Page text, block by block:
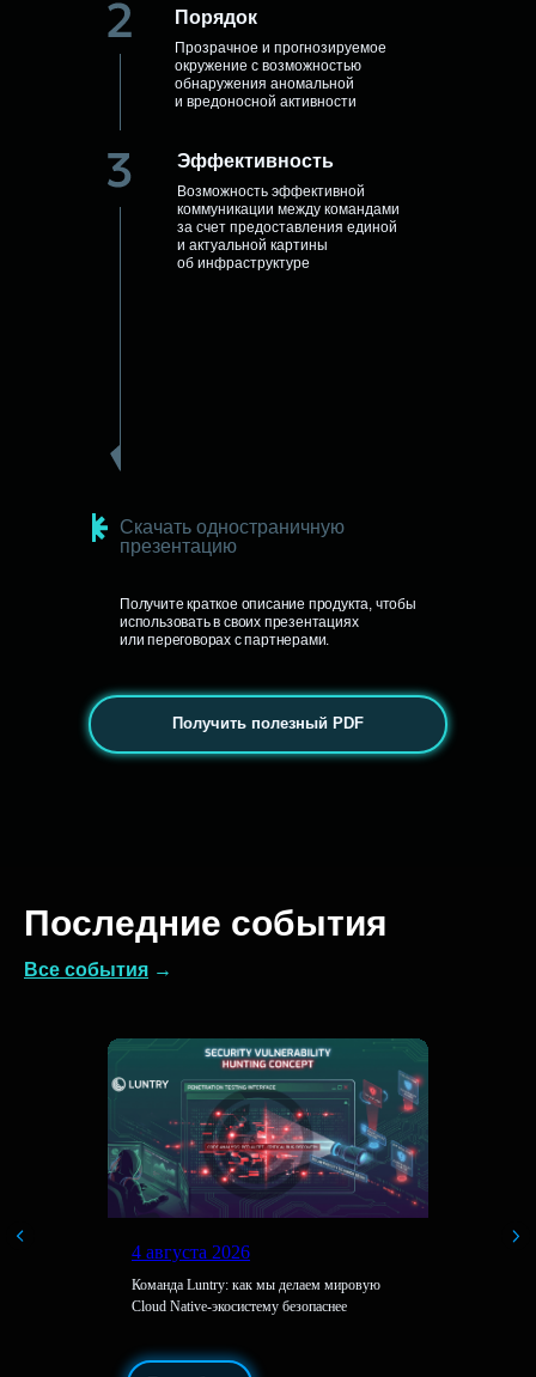
Скачать одностраничную
презентацию
Получите краткое описание продукта, чтобы
использовать в своих презентациях
или переговорах с партнерами.
Получить полезный PDF
Порядок
Прозрачное и прогнозируемое
окружение с возможностью
обнаружения аномальной
и вредоносной активности
Эффективность
Возможность эффективной
коммуникации между командами
за счет предоставления единой
и актуальной картины
об инфраструктуре
Последние события
Все события →
4 августа 2026
Команда Luntry: как мы делаем мировую
Cloud Native-экосистему безопаснее